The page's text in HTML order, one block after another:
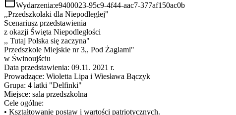
Wydarzenia:e9400023-95c9-4f44-aac7-377af150ac0b
,,Przedszkolaki dla Niepodległej"
Scenariusz przedstawienia
z okazji Święta Niepodległości
,, Tutaj Polska się zaczyna"
Przedszkole Miejskie nr 3,, Pod Żaglami"
w Świnoujściu
Data przedstawienia: 09.11. 2021 r.
Prowadzące: Wioletta Lipa i Wiesława Bączyk
Grupa: 4 latki "Delfinki"
Miejsce: sala przedszkolna
Cele ogólne:
• Kształtowanie postaw i wartości patriotycznych.